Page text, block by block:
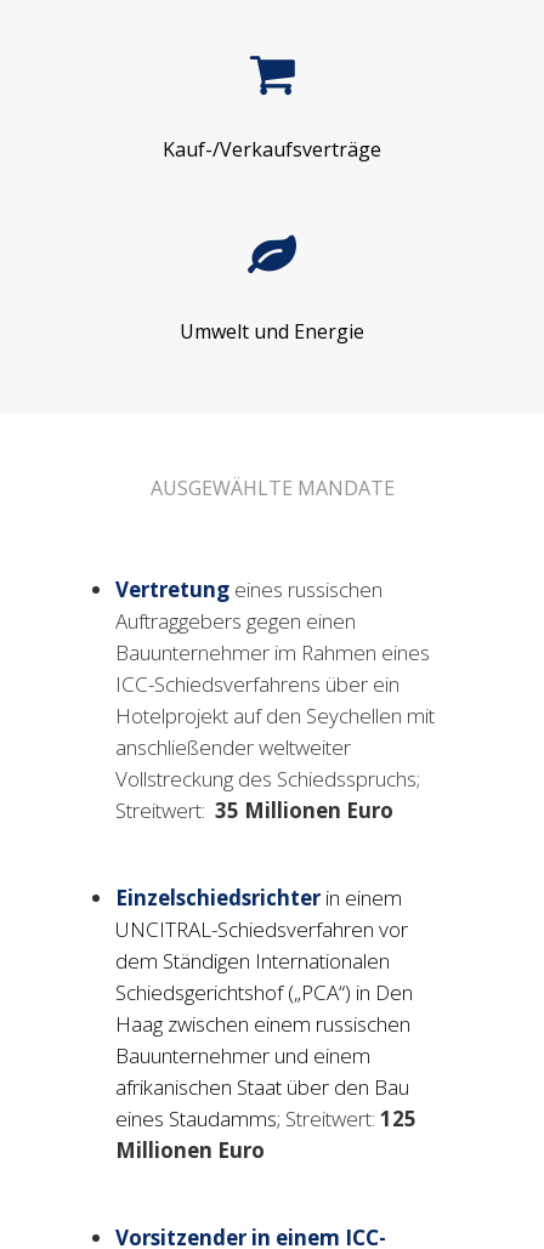
Kauf-/Verkaufsverträge
Umwelt und Energie
AUSGEWÄHLTE MANDATE
Vertretung eines russischen
Auftraggebers gegen einen
Bauunternehmer im Rahmen eines
ICC-Schiedsverfahrens über ein
Hotelprojekt auf den Seychellen mit
anschließender weltweiter
Vollstreckung des Schiedsspruchs;
Streitwert: 35 Millionen Euro
Einzelschiedsrichter in einem
UNCITRAL-Schiedsverfahren vor
dem Ständigen Internationalen
Schiedsgerichtshof („PCA“) in Den
Haag zwischen einem russischen
Bauunternehmer und einem
afrikanischen Staat über den Bau
eines Staudamms; Streitwert: 125
Millionen Euro
Vorsitzender in einem ICC-